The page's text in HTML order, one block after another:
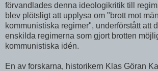
förvandlades denna ideologikritik till
blev plötsligt att upplysa om "brott mot
kommunistiska regimer", underförstått att
enskilda regimerna som gjort brotten
kommunistiska idén.
En av forskarna, historikern Klas Göran